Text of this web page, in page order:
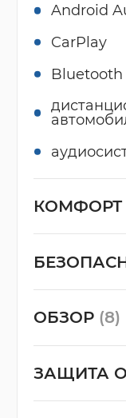
Android
CarPlay
Bluetooth
КОМФОРТ
ОБЗОР (8)
ЗАЩИТА